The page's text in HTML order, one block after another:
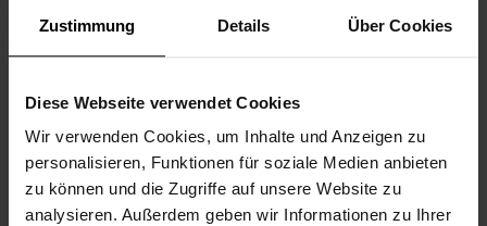
Zustimmung Details Über Cookies
Diese Webseite verwendet Cookies
Wir verwenden Cookies, um Inhalte und Anzeigen zu
personalisieren, Funktionen für soziale Medien anbieten
zu können und die Zugriffe auf unsere Website zu
analysieren. Außerdem geben wir Informationen zu Ihrer
Meine Wunschliste
Du hast keine Artikel auf deiner Wunschliste.